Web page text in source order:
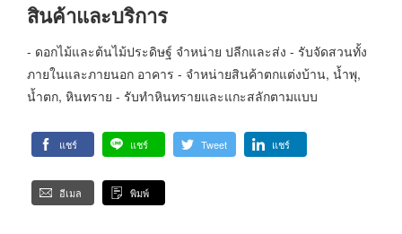
สินค้าและบริการ
- ดอกไม้และต้นไม้ประดิษฐ์ จำหน่าย ปลีกและส่ง - รับจัดสวนทั้ง
ภายในและภายนอก อาคาร - จำหน่ายสินค้าตกแต่งบ้าน, น้ำพุ,
น้ำตก, หินทราย - รับทำหินทรายและแกะสลักตามแบบ
แชร์ แชร์ Tweet แชร์
อีเมล พิมพ์